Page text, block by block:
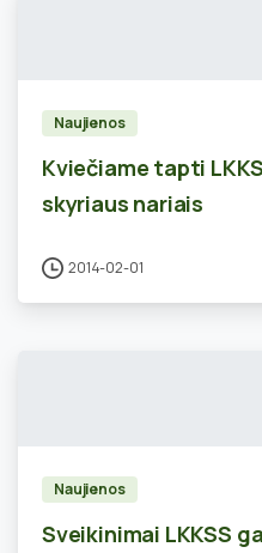
Naujienos
Kviečiame tapti
skyriaus nariais
2014-02-01
Naujienos
Sveikinimai LKKSS